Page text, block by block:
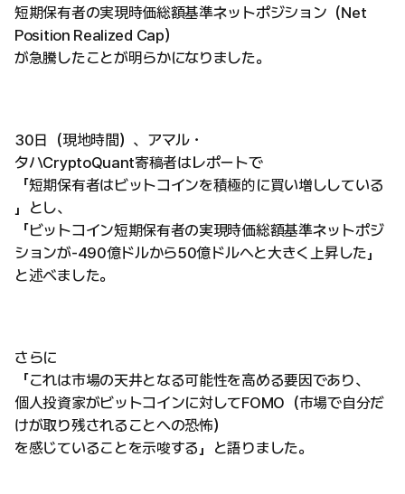
短期保有者の実現時価総額基準ネットポジション（Net
Position Realized Cap）
が急騰したことが明らかになりました。
30日（現地時間）、アマル・
タハCryptoQuant寄稿者はレポートで
「短期保有者はビットコインを積極的に買い増ししている
」とし、
「ビットコイン短期保有者の実現時価総額基準ネットポジ
ションが-490億ドルから50億ドルへと大きく上昇した」
と述べました。
さらに
「これは市場の天井となる可能性を高める要因であり、
個人投資家がビットコインに対してFOMO（市場で自分だ
けが取り残されることへの恐怖）
を感じていることを示唆する」と語りました。